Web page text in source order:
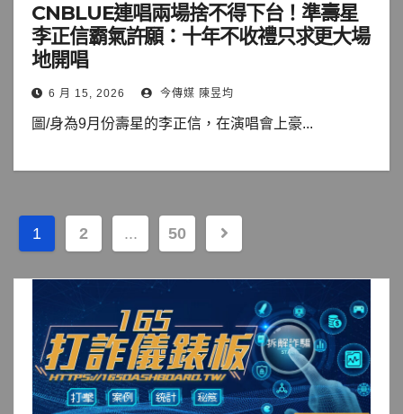
CNBLUE連唱兩場捨不得下台！準壽星
李正信霸氣許願：十年不收禮只求更大場
地開唱
6 月 15, 2026 今傳媒 陳昱均
圖/身為9月份壽星的李正信，在演唱會上豪...
文
章
頁
1 2 ... 50